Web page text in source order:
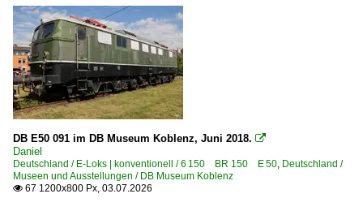
Dieselloks | bis 100 km/h | 98 80
0 236 BR 236 · DR 103 DRG V 36
0 360 BR 360 · DB 260 ·DB V 60·
3 107 DR 107 DR V 75 ex CKD T435.0, T458.1
3 290 BR 290 DB V 90
3 294 BR 294 funkferngesteuerte BR 290
DB E50 091 im DB Museum Koblenz, Juni 2018. 
Daniel
Deutschland / E-Loks | konventionell / 6 150 BR 150 E 50, Deutschland /
Museen und Ausstellungen / DB Museum Koblenz
 67 1200x800 Px, 03.07.2026